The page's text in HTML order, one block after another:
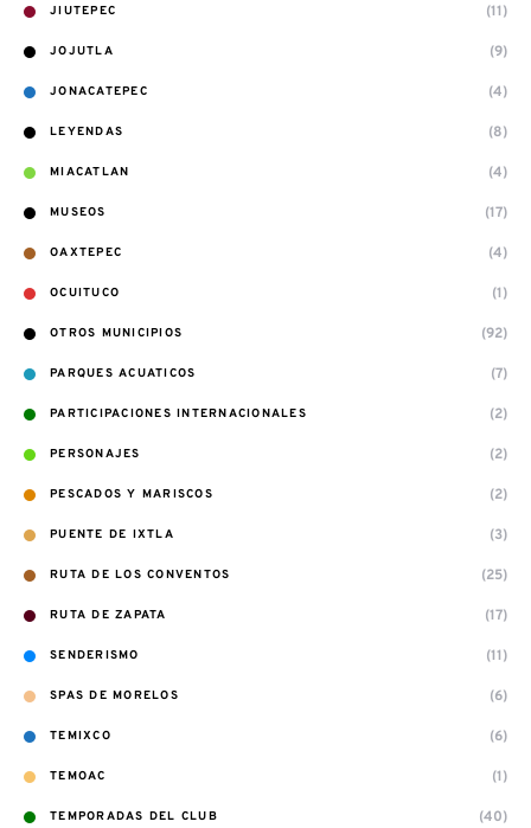
JIUTEPEC (11)
JOJUTLA (9)
JONACATEPEC (4)
LEYENDAS (8)
MIACATLAN (4)
MUSEOS (17)
OAXTEPEC (4)
OCUITUCO (1)
OTROS MUNICIPIOS (92)
PARQUES ACUATICOS (7)
PARTICIPACIONES INTERNACIONALES (2)
PERSONAJES (2)
PESCADOS Y MARISCOS (2)
PUENTE DE IXTLA (3)
RUTA DE LOS CONVENTOS (25)
RUTA DE ZAPATA (17)
SENDERISMO (11)
SPAS DE MORELOS (6)
TEMIXCO (6)
TEMOAC (1)
TEMPORADAS DEL CLUB (40)